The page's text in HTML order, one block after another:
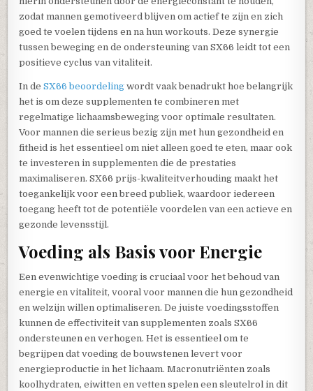
zodat mannen gemotiveerd blijven om actief te zijn en zich
goed te voelen tijdens en na hun workouts. Deze synergie
tussen beweging en de ondersteuning van SX66 leidt tot een
positieve cyclus van vitaliteit.
In deSX66 beoordeling wordt vaak benadrukt hoe belangrijk
het is om deze supplementen te combineren met
regelmatige lichaamsbeweging voor optimale resultaten.
Voor mannen die serieus bezig zijn met hun gezondheid en
fitheid is het essentieel om niet alleen goed te eten, maar ook
te investeren in supplementen die de prestaties
maximaliseren. SX66 prijs-kwaliteitverhouding maakt het
toegankelijk voor een breed publiek, waardoor iedereen
toegang heeft tot de potentiële voordelen van een actieve en
gezonde levensstijl.
Voeding als Basis voor Energie
Een evenwichtige voeding is cruciaal voor het behoud van
energie en vitaliteit, vooral voor mannen die hun gezondheid
en welzijn willen optimaliseren. De juiste voedingsstoffen
kunnen de effectiviteit van supplementen zoals SX66
ondersteunen en verhogen. Het is essentieel om te
begrijpen dat voeding de bouwstenen levert voor
energieproductie in het lichaam. Macronutriënten zoals
koolhydraten, eiwitten en vetten spelen een sleutelrol in dit